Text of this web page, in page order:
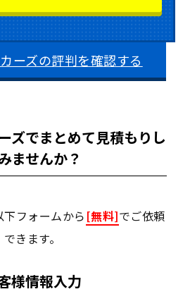
ーズの評判を確認する
ズでまとめて見積もりし
ませんか？
フォームから [無料]でご依頼
できます。
様情報入力